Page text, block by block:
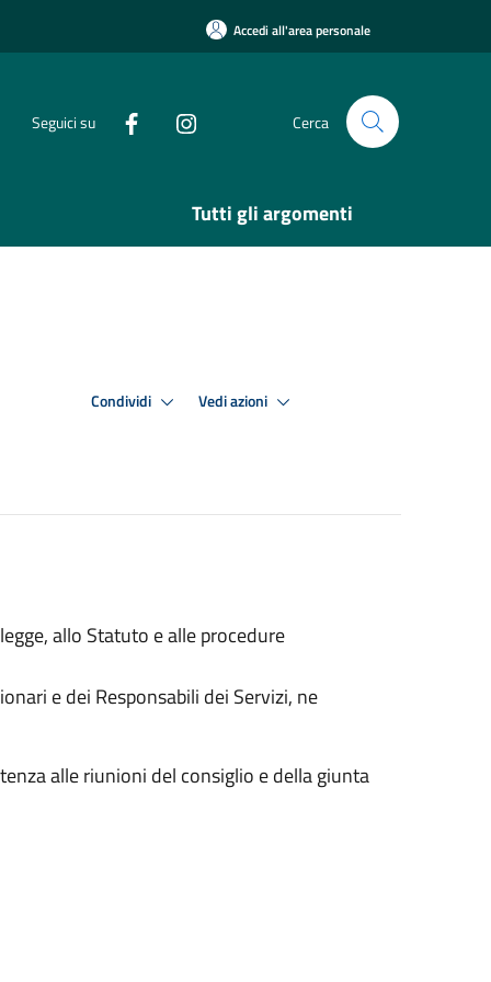
Accedi all'area personale
Seguici su Cerca
Tutti gli argomenti
Condividi Vedi azioni
allo Statuto e alle procedure
e dei Responsabili dei Servizi, ne
alle riunioni del consiglio e della giunta